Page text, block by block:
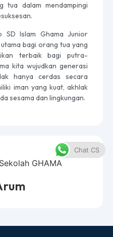
tua dalam mendampingi
SD Islam Ghama Junior
bagi orang tua yang
terbaik bagi putra-
kita wujudkan generasi
hanya cerdas secara
iman yang kuat, akhlak
sesama dan lingkungan.
Chat CS